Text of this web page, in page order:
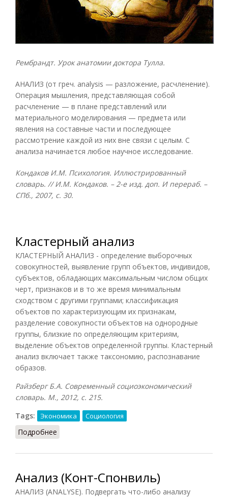
Рембрандт. Урок анатомии доктора Тулла.
АНАЛИЗ (от греч. analysis — разложение, расчленение).
Операция мышления, представляющая собой
расчленение — в плане представлений или
материального моделирования — предмета или
явления на составные части и последующее
рассмотрение каждой из них вне связи с целым. С
анализа начинается любое научное исследование.
Кондаков И.М. Психология. Иллюстрированный
словарь. // И.М. Кондаков. – 2-е изд. доп. И перераб. –
СПб., 2007, с. 30.
Кластерный анализ
КЛАСТЕРНЫЙ АНАЛИЗ - определение выборочных
совокупностей, выявление групп объектов, индивидов,
субъектов, обладающих максимальным числом общих
черт, признаков и в то же время минимальным
сходством с другими группами; классификация
объектов по характеризующим их признакам,
разделение совокупности объектов на однородные
группы, близкие по определяющим критериям,
выделение объектов определенной группы. Кластерный
анализ включает также таксономию, распознавание
образов.
Райзберг Б.А. Современный социоэкономический
словарь. М., 2012, с. 215.
Tags:
Экономика Социология
Подробнее
Анализ (Конт-Спонвиль)
АНАЛИЗ (ANALYSE). Подвергать что-либо анализу